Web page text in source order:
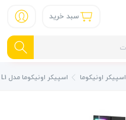
سبد خرید
اسپیکر اونیکوما اسپیکر اونیکوما مدل L1